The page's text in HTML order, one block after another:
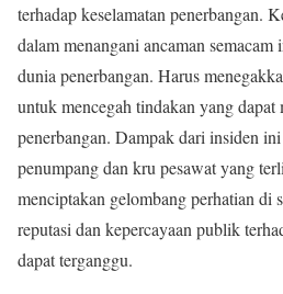
terhadap keselamatan penerbangan.
dalam menangani ancaman
dunia penerbangan. Harus
untuk mencegah tindakan yang dapat
penerbangan. Dampak dari insiden
penumpang dan kru pesawat yang
menciptakan gelombang perhatian di
reputasi dan kepercayaan publik
dapat terganggu.